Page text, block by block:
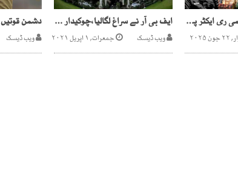
ایران کا اسرائیلی ایٹمی ری ایکٹر پر حملہ(صہیونی کمانڈ اینڈ کنٹرول سینٹربھی نشانہ)
۲۰۲۵
ایف بی آر نے سراغ لگالیا،چوکیدار ، مزدور لگژری گاڑیوں کے مالک نکلے
ویب ڈیسک جمعرات, ۱ اپریل ۲۰۲۱ ویب ڈیسک